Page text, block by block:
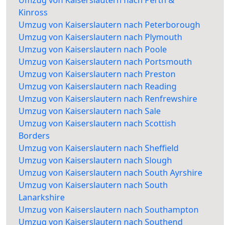
Kinross
Umzug von Kaiserslautern nach Peterborough
Umzug von Kaiserslautern nach Plymouth
Umzug von Kaiserslautern nach Poole
Umzug von Kaiserslautern nach Portsmouth
Umzug von Kaiserslautern nach Preston
Umzug von Kaiserslautern nach Reading
Umzug von Kaiserslautern nach Renfrewshire
Umzug von Kaiserslautern nach Sale
Umzug von Kaiserslautern nach Scottish
Borders
Umzug von Kaiserslautern nach Sheffield
Umzug von Kaiserslautern nach Slough
Umzug von Kaiserslautern nach South Ayrshire
Umzug von Kaiserslautern nach South
Lanarkshire
Umzug von Kaiserslautern nach Southampton
Umzug von Kaiserslautern nach Southend